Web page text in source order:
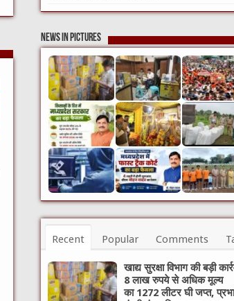
News in Pictures
Recent Popular Comments
खाद्य सुरक्षा विभाग की बड़ी
8 लाख रुपये से अधिक मूल्य
का 1272 लीटर घी जप्त,